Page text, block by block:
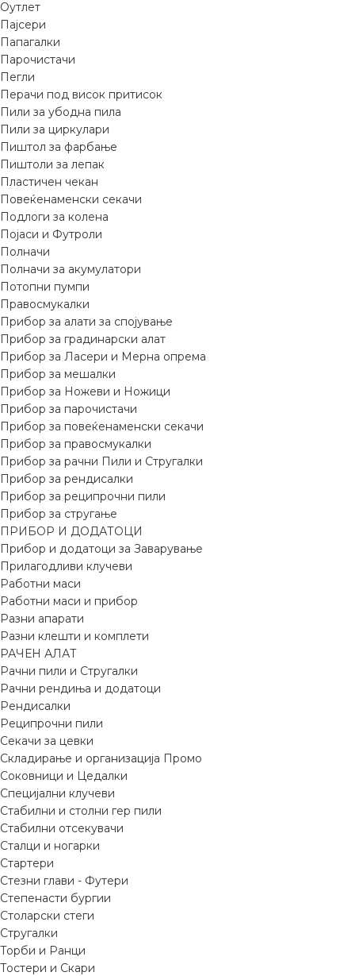
Оутлет
Пајсери
Папагалки
Парочистачи
Пегли
Перачи под висок притисок
Пили за убодна пила
Пили за циркулари
Пиштол за фарбање
Пиштоли за лепак
Пластичен чекан
Повеќенаменски секачи
Подлоги за колена
Појаси и Футроли
Полначи
Полначи за акумулатори
Потопни пумпи
Правосмукалки
Прибор за алати за спојување
Прибор за градинарски алат
Прибор за Ласери и Мерна опрема
Прибор за мешалки
Прибор за Ножеви и Ножици
Прибор за парочистачи
Прибор за повеќенаменски секачи
Прибор за правосмукалки
Прибор за рачни Пили и Стругалки
Прибор за рендисалки
Прибор за реципрочни пили
Прибор за стругање
ПРИБОР И ДОДАТОЦИ
Прибор и додатоци за Заварување
Прилагодливи клучеви
Работни маси
Работни маси и прибор
Разни апарати
Разни клешти и комплети
РАЧЕН АЛАТ
Рачни пили и Стругалки
Рачни рендиња и додатоци
Рендисалки
Реципрочни пили
Секачи за цевки
Складирање и организација Промо
Соковници и Цедалки
Специјални клучеви
Стабилни и столни гер пили
Стабилни отсекувачи
Сталци и ногарки
Стартери
Стезни глави - Футери
Степенасти бургии
Столарски стеги
Стругалки
Торби и Ранци
Тостери и Скари